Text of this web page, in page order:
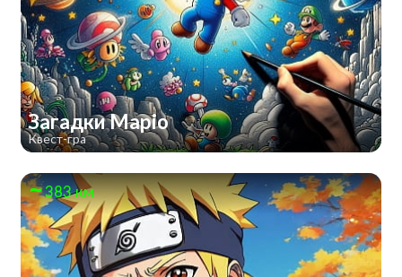
Загадки Маріо
Квест-гра
383 км